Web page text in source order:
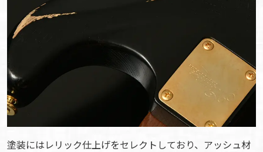
塗装にはレリック仕上げをセレクトしており、アッシュ材